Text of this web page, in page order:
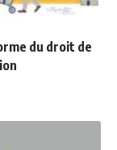
du droit de